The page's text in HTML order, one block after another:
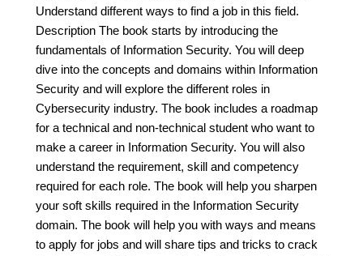
Understand different ways to find a job in this field.
Description The book starts by introducing the
fundamentals of Information Security. You will deep
dive into the concepts and domains within Information
Security and will explore the different roles in
Cybersecurity industry. The book includes a roadmap
for a technical and non-technical student who want to
make a career in Information Security. You will also
understand the requirement, skill and competency
required for each role. The book will help you sharpen
your soft skills required in the Information Security
domain. The book will help you with ways and means
to apply for jobs and will share tips and tricks to crack